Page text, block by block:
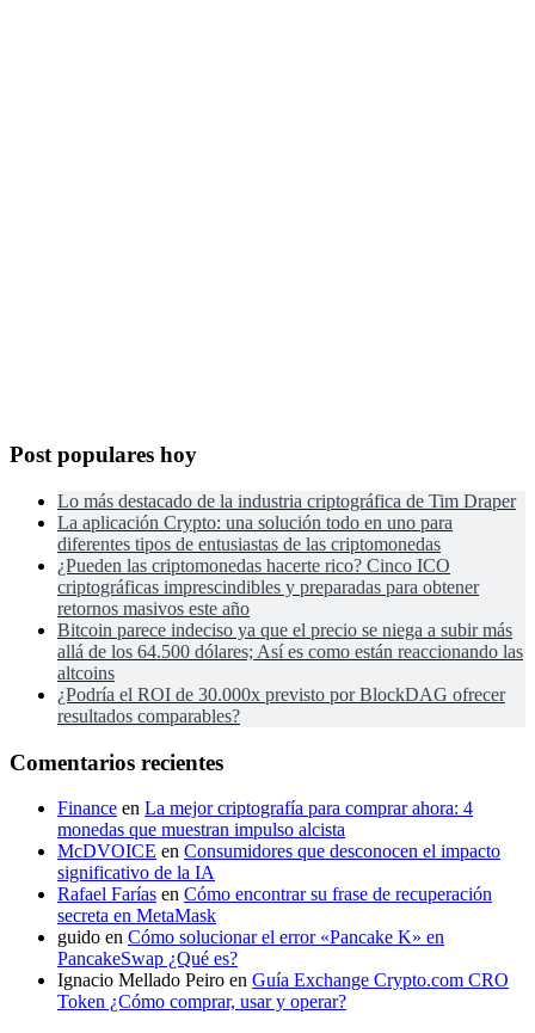
Post populares hoy
Lo más destacado de la industria criptográfica de Tim Draper
La aplicación Crypto: una solución todo en uno para
diferentes tipos de entusiastas de las criptomonedas
¿Pueden las criptomonedas hacerte rico? Cinco ICO
criptográficas imprescindibles y preparadas para obtener
retornos masivos este año
Bitcoin parece indeciso ya que el precio se niega a subir más
allá de los 64.500 dólares; Así es como están reaccionando las
altcoins
¿Podría el ROI de 30.000x previsto por BlockDAG ofrecer
resultados comparables?
Comentarios recientes
Finance en La mejor criptografía para comprar ahora: 4
monedas que muestran impulso alcista
McDVOICE en Consumidores que desconocen el impacto
significativo de la IA
Rafael Farías en Cómo encontrar su frase de recuperación
secreta en MetaMask
guido en Cómo solucionar el error «Pancake K» en
PancakeSwap ¿Qué es?
Ignacio Mellado Peiro en Guía Exchange Crypto.com CRO
Token ¿Cómo comprar, usar y operar?